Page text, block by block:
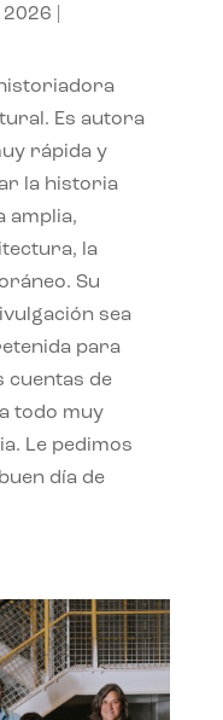
2026
Es autora
rápida y
la historia
amplia,
la
Su
sea
para
cuentas de
todo muy
Le pedimos
día de